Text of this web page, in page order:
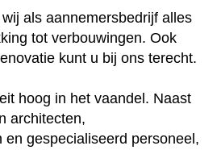
als aannemersbedrijf alles
tot verbouwingen. Ook
kunt u bij ons terecht.
hoog in het vaandel. Naast
architecten,
en gespecialiseerd personeel,